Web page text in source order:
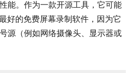
能。作为一款开源工具，它可能
好的免费屏幕录制软件，因为它
源（例如网络摄像头、显示器或